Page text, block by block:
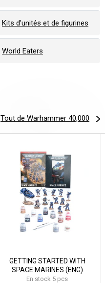
Kits d'unités et de figurines
World Eaters
Tout de Warhammer 40,000
GETTING STARTED WITH
SPACE MARINES (ENG)
En stock 5 pcs